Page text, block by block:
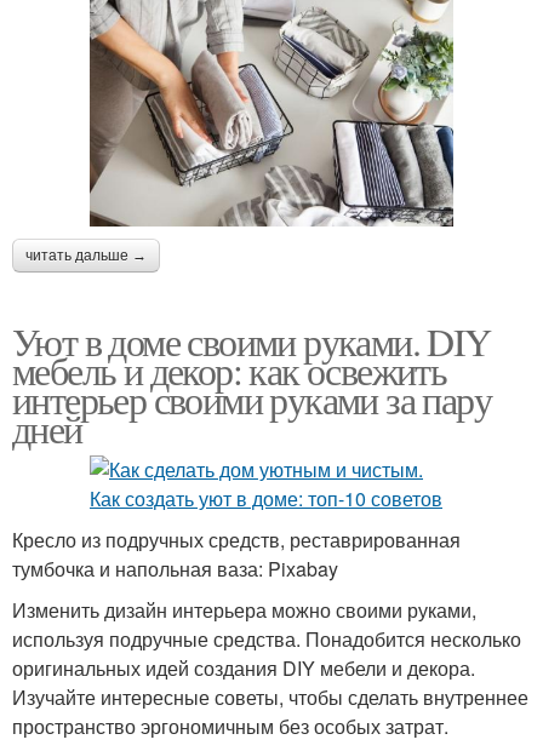
читать дальше →
Уют в доме своими руками. DIY
мебель и декор: как освежить
интерьер своими руками за пару
дней
Кресло из подручных средств, реставрированная
тумбочка и напольная ваза: Pixabay
Изменить дизайн интерьера можно своими руками,
используя подручные средства. Понадобится несколько
оригинальных идей создания DIY мебели и декора.
Изучайте интересные советы, чтобы сделать внутреннее
пространство эргономичным без особых затрат.